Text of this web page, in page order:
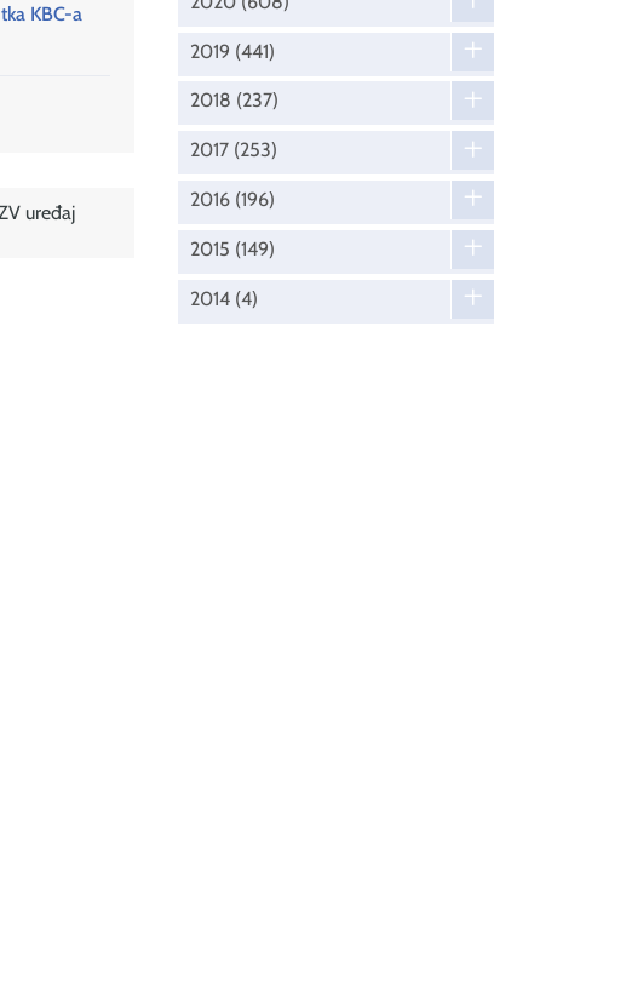
KBC-a
uređaj
2019 (441)
2018 (237)
2017 (253)
2016 (196)
2015 (149)
2014 (4)